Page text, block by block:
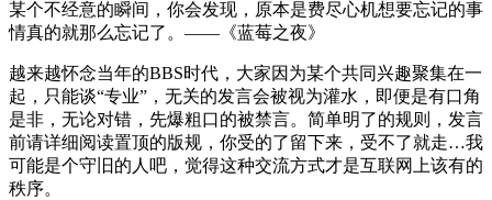
某个不经意的瞬间，你会发现，原本是费尽心机想要忘记的事
情真的就那么忘记了。——《蓝莓之夜》
越来越怀念当年的BBS时代，大家因为某个共同兴趣聚集在一
起，只能谈“专业”，无关的发言会被视为灌水，即便是有口角
是非，无论对错，先爆粗口的被禁言。简单明了的规则，发言
前请详细阅读置顶的版规，你受的了留下来，受不了就走…我
可能是个守旧的人吧，觉得这种交流方式才是互联网上该有的
秩序。